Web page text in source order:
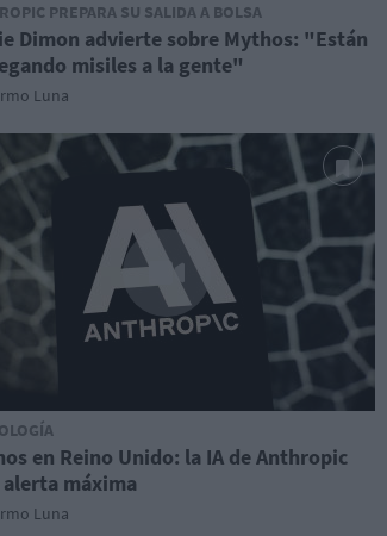
PREPARA SU SALIDA A BOLSA
Dimon advierte sobre Mythos: "Están
misiles a la gente"
Luna
en Reino Unido: la IA de Anthropic
máxima
Luna